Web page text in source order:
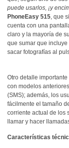
puede usarlos, ¡y
PhoneEasy 515, que
cuenta con una
claro y la mayoría de
que sumar que incluye
sacar fotografías al
Otro detalle
con modelos
(SMS); además, los
fácilmente el tamaño
corriente actual de los
llamar y hacer
Características